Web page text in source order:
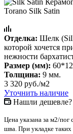
Отделка: Шелк
которой хочется
нежности
Размер (мм):
Толщина: 9 мм.
3 320 руб./м2
Уточнить наличие
Нашли дешевле?
Цена указана за м2/
шва. При укладке